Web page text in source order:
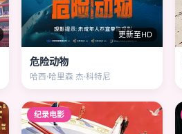
更新至HD
危险动物
哈西·哈里森 杰·科特尼
纪录电影